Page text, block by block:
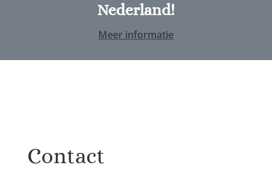
Nederland!
Meer informatie
Contact